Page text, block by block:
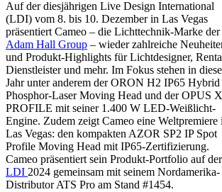
Auf der diesjährigen Live Design International
(LDI) vom 8. bis 10. Dezember in Las Vegas
präsentiert Cameo – die Lichttechnik-Marke der
Adam Hall Group – wieder zahlreiche
und Produkt-Highlights für Lichtdesigner,
Dienstleister und mehr. Im Fokus stehen in
Jahr unter anderem der ORON H2 IP65 Hybrid
Phosphor-Laser Moving Head und der OPUS
PROFILE mit seiner 1.400 W LED-Weißlicht-
Engine. Zudem zeigt Cameo eine Weltpremiere
Las Vegas: den kompakten AZOR SP2 IP Spot
Profile Moving Head mit IP65-Zertifizierung.
Cameo präsentiert sein Produkt-Portfolio auf der
LDI 2024 gemeinsam mit seinem Nordamerika-
Distributor ATS Pro am Stand #1454.